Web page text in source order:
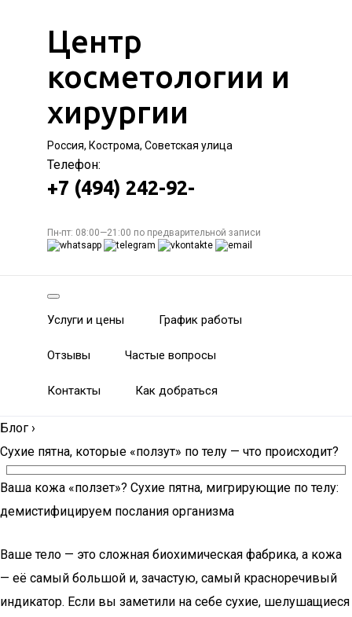
Центр
косметологии и
хирургии
Россия, Кострома, Советская улица
Телефон:
+7 (494) 242-92-
Пн-пт: 08:00—21:00 по предварительной записи
Услуги и цены График работы
Отзывы Частые вопросы
Контакты Как добраться
Блог ›
Сухие пятна, которые «ползут» по телу — что происходит?
Ваша кожа «ползет»? Сухие пятна, мигрирующие по телу:
демистифицируем послания организма
Ваше тело — это сложная биохимическая фабрика, а кожа
— её самый большой и, зачастую, самый красноречивый
индикатор. Если вы заметили на себе сухие, шелушащиеся